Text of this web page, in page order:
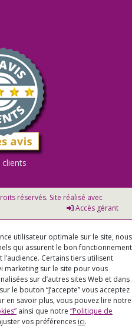
clients
réservés. Site réalisé avec
Accès gérant
utilisateur optimale sur le site, nous
qui assurent le bon fonctionnement
Certains tiers utilisent
marketing sur le site pour vous
sur d’autres sites Web et dans
le bouton “J’accepte” vous acceptez
en savoir plus, vous pouvez lire notre
ainsi que notre “Politique de
vos préférences ici.